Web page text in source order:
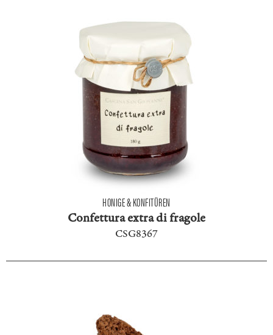
HONIGE & KONFITÜREN
Confettura extra di fragole
CSG8367